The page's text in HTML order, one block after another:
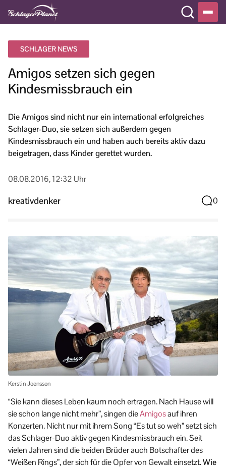
SCHLAGER NEWS
Amigos setzen sich gegen
Kindesmissbrauch ein
Die Amigos sind nicht nur ein international erfolgreiches
Schlager-Duo, sie setzen sich außerdem gegen
Kindesmissbrauch ein und haben auch bereits aktiv dazu
beigetragen, dass Kinder gerettet wurden.
08.08.2016, 12:32 Uhr
kreativdenker 0
Kerstin Joensson
“Sie kann dieses Leben kaum noch ertragen. Nach Hause will
sie schon lange nicht mehr”, singen dieAmigosauf ihren
Konzerten. Nicht nur mit ihrem Song “Es tut so weh” setzt sich
das Schlager-Duo aktiv gegen Kindesmissbrauch ein. Seit
vielen Jahren sind die beiden Brüder auch Botschafter des
“Weißen Rings”, der sich für die Opfer von Gewalt einsetzt.Wie